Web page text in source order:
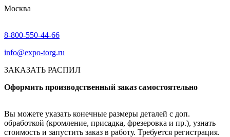
Москва
8-800-550-44-66
info@expo-torg.ru
ЗАКАЗАТЬ РАСПИЛ
Оформить производственный заказ самостоятельно
Вы можете указать конечные размеры деталей с доп.
обработкой (кромление, присадка, фрезеровка и пр.), узнать
стоимость и запустить заказ в работу. Требуется регистрация.